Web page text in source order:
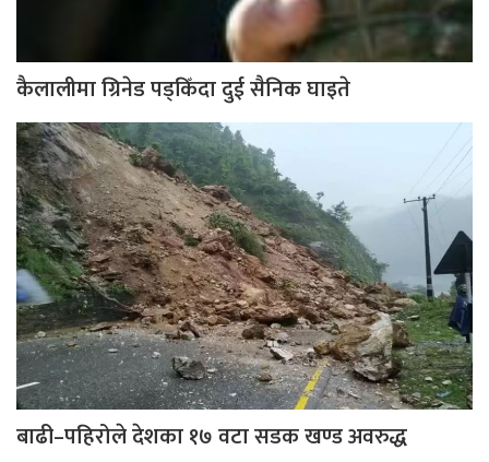
कैलालीमा ग्रिनेड पड्किँदा दुई सैनिक घाइते
बाढी–पहिरोले देशका १७ वटा सडक खण्ड अवरुद्ध